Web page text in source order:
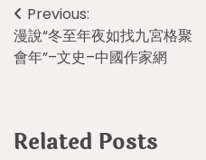
Post
navigation
Previous:
漫說“冬至年夜如找九宮格聚
會年”–文史–中國作家網
Related Posts